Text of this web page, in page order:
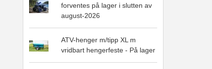
forventes på lager i slutten av
august-2026
ATV-henger m/tipp XL m
vridbart hengerfeste - På lager